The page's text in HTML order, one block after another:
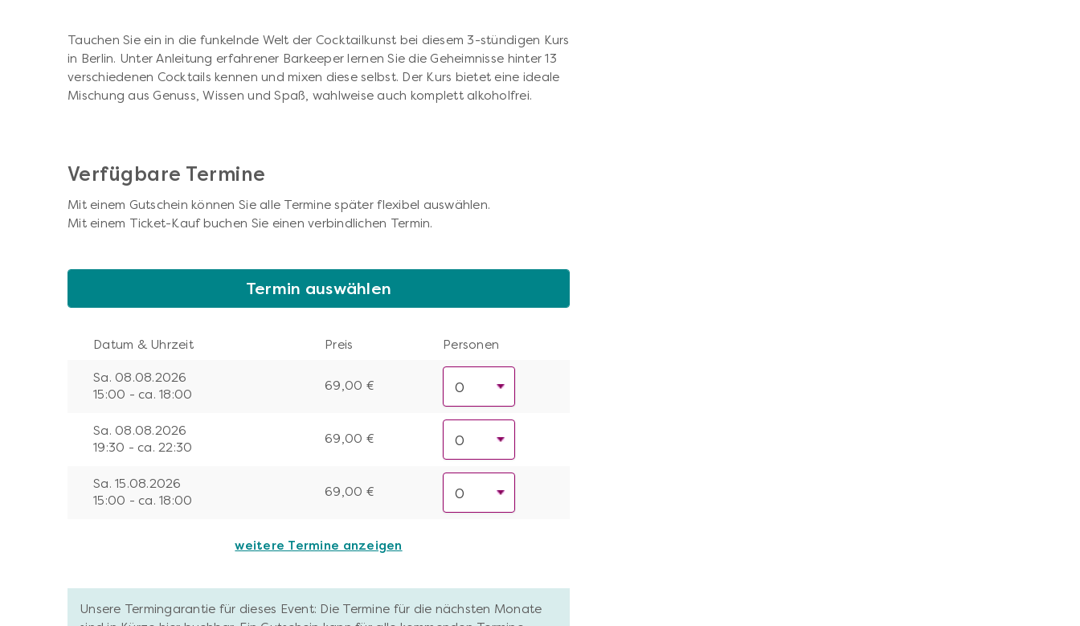
Tauchen Sie ein in die funkelnde Welt der Cocktailkunst bei diesem 3-stündigen Kurs
in Berlin. Unter Anleitung erfahrener Barkeeper lernen Sie die Geheimnisse hinter 13
verschiedenen Cocktails kennen und mixen diese selbst. Der Kurs bietet eine ideale
Mischung aus Genuss, Wissen und Spaß, wahlweise auch komplett alkoholfrei.
Verfügbare Termine
Mit einem Gutschein können Sie alle Termine später flexibel auswählen.
Mit einem Ticket-Kauf buchen Sie einen verbindlichen Termin.
Termin auswählen
Datum & Uhrzeit Preis Personen
Sa. 08.08.2026
15:00 - ca. 18:00
69,00 €
Sa. 08.08.2026
19:30 - ca. 22:30
69,00 €
Sa. 15.08.2026
15:00 - ca. 18:00
69,00 €
weitere Termine anzeigen
Unsere Termingarantie für dieses Event: Die Termine für die nächsten Monate